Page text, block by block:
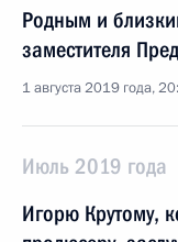
Родным и
заместителя
1 августа 2019 года,
Июль 2019 года
Игорю Крутому,